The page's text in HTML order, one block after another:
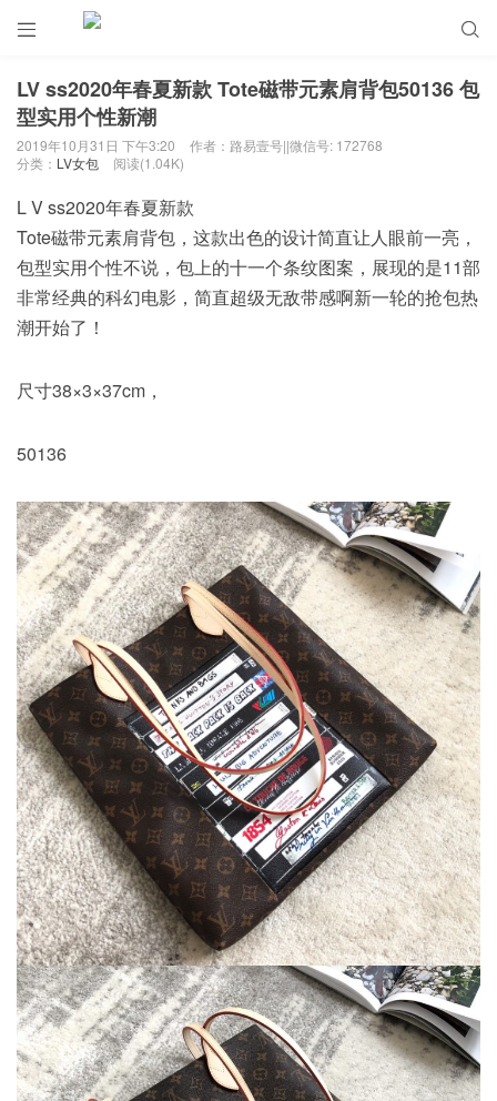
 
LV ss2020年春夏新款 Tote磁带元素肩背包50136 包
型实用个性新潮
2019年10月31日 下午3:20
作者：路易壹号||微信号: 172768
分类： LV女包 阅读(1.04K)
L V ss2020年春夏新款
Tote磁带元素肩背包，这款出色的设计简直让人眼前一亮，
包型实用个性不说，包上的十一个条纹图案，展现的是11部
非常经典的科幻电影，简直超级无敌带感啊新一轮的抢包热
潮开始了！
尺寸38×3×37cm，
50136